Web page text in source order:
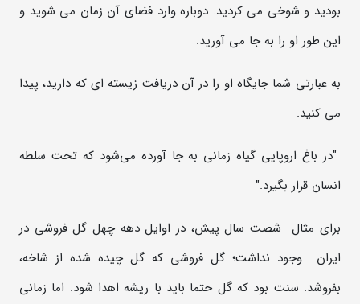
بودید و شوخی می کردید. دوباره وارد فضای آن زمان می شوید و
این طور او را به جا می آورید.
به عبارتی شما جایگاه او را در آن دریافت زیسته ای که دارید، پیدا
می کنید.
"در باغ اروپایی گیاه زمانی به جا آورده می‌شود که تحت سلطه
انسان قرار بگیرد."
برای مثال شصت سال پیش، در اوایل دهه چهل گل فروشی در
ایران وجود نداشت؛ گل فروشی که گل چیده شده از شاخه،
بفروشد. سنت بود که گل حتما باید با ریشه اهدا شود. اما زمانی